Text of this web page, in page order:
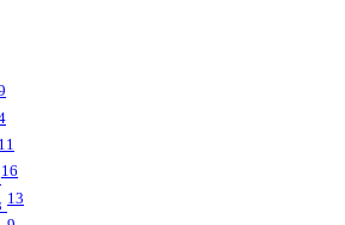
11
16
13